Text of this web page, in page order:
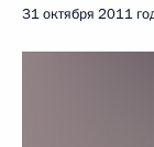
31 октября 2011